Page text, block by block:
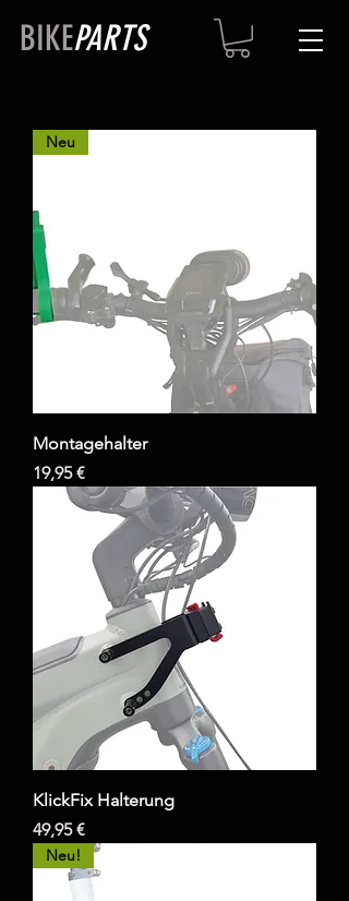
BIKEPARTS
Neu
Montagehalter
Preis
19,95 €
KlickFix Halterung
Preis
49,95 €
Neu!